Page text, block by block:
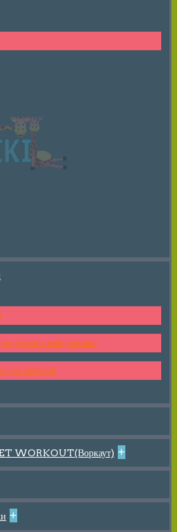
дитячих майданчиків
для малюків
WORKOUT(Воркаут) +
+